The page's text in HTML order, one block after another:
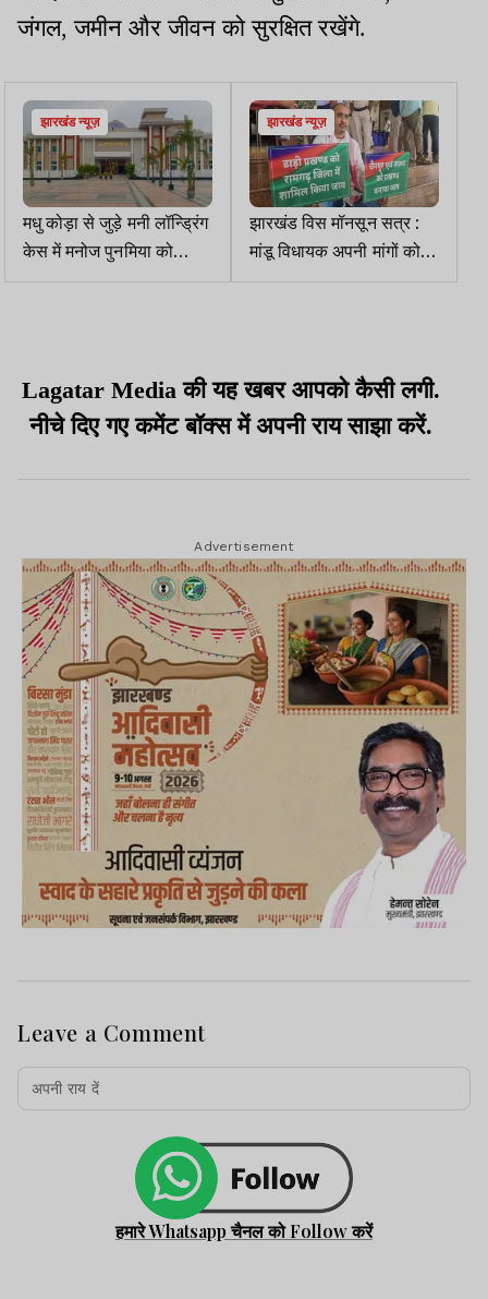
जंगल, जमीन और जीवन को सुरक्षित रखेंगे.
झारखंड न्यूज़
मधु कोड़ा से जुड़े मनी लॉन्ड्रिंग
केस में मनोज पुनमिया को
हाईकोर्ट से झटका
झारखंड न्यूज़
झारखंड विस मॉनसून सत्र :
मांडू विधायक अपनी मांगों को
लेकर सदन के बाहर धरने पर
Lagatar Media की यह खबर आपको कैसी लगी.
नीचे दिए गए कमेंट बॉक्स में अपनी राय साझा करें.
Advertisement
Leave a Comment
हमारे Whatsapp चैनल को Follow करें